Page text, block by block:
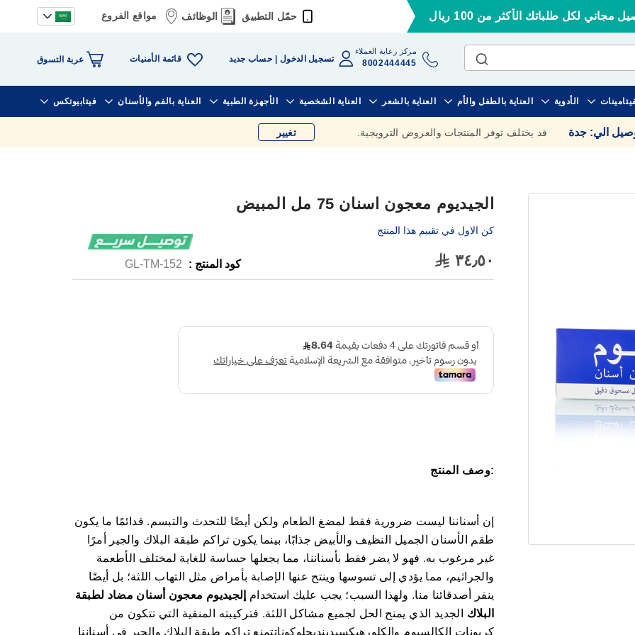
مجاني لكل طلباتك الأكثر من 100 ريال حمّل التطبيق الوظائف مواقع الفروع
مركز رعاية العملاء
8002444445 تسجيل الدخول حساب جديد قائمة الأمنيات عربة التسوق
الأدوية العناية بالطفل والأم العناية بالشعر العناية الشخصية الأجهزة الطبية العناية بالفم والأسنان فيتابيوتكس
الي: جدة قد يختلف توفر المنتجات والعروض الترويجية. تغيير
الجيديوم معجون اسنان 75 مل المبيض
كن الاول في تقييم هذا المنتج
٣٤٫٥٠ كود المنتج : GL-TM-152
:وصف المنتج
إن أسناننا ليست ضرورية فقط لمضغ الطعام ولكن أيضًا للتحدث والتبسم. فدائمًا ما يكون
طقم الأسنان الجميل النظيف والأبيض جذابًا، بينما يكون تراكم طبقة البلاك والجير أمرًا
غير مرغوب به. فهو لا يضر فقط بأسناننا، مما يجعلها حساسة للغاية لمختلف الأطعمة
والجراثيم، مما يؤدي إلى تسوسها وينتح عنها الإصابة بأمراض مثل التهاب اللثة؛ بل أيضًا
ينفر أصدقائنا منا. ولهذا السبب؛ يجب عليك استخدام
إلجيديوم معجون أسنان مضاد لطبقة
البلاك الجديد الذي يمنح الحل لجميع مشاكل اللثة. فتركيبته المنقية التي تتكون من
كربونات الكالسيوم والكلورهيكسيدينديجلوكوناتتمنع تراكم طبقة البلاك والجير في أسناننا